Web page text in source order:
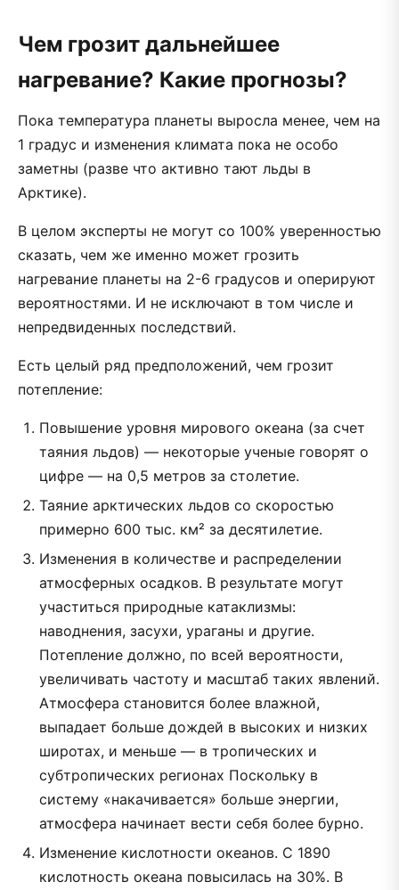
Чем грозит дальнейшее
нагревание? Какие прогнозы?
Пока температура планеты выросла менее, чем на
1 градус и изменения климата пока не особо
заметны (разве что активно тают льды в
Арктике).
В целом эксперты не могут со 100% уверенностью
сказать, чем же именно может грозить
нагревание планеты на 2-6 градусов и оперируют
вероятностями. И не исключают в том числе и
непредвиденных последствий.
Есть целый ряд предположений, чем грозит
потепление:
Повышение уровня мирового океана (за счет
таяния льдов) — некоторые ученые говорят о
цифре — на 0,5 метров за столетие.
Таяние арктических льдов со скоростью
примерно 600 тыс. км² за десятилетие.
Изменения в количестве и распределении
атмосферных осадков. В результате могут
участиться природные катаклизмы:
наводнения, засухи, ураганы и другие.
Потепление должно, по всей вероятности,
увеличивать частоту и масштаб таких явлений.
Атмосфера становится более влажной,
выпадает больше дождей в высоких и низких
широтах, и меньше — в тропических и
субтропических регионах Поскольку в
систему «накачивается» больше энергии,
атмосфера начинает вести себя более бурно.
Изменение кислотности океанов. С 1890
кислотность океана повысилась на 30%. В